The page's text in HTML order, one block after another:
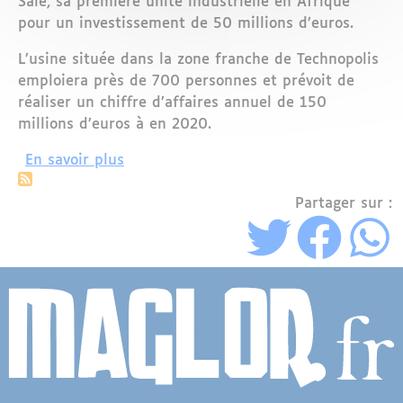
pour un investissement de 50 millions d’euros.
L’usine située dans la zone franche de Technopolis
emploiera près de 700 personnes et prévoit de
réaliser un chiffre d’affaires annuel de 150
millions d’euros à en 2020.
En savoir plus
Partager sur :